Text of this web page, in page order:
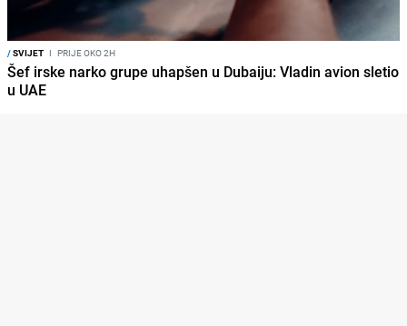
/SVIJET I PRIJE OKO 2H
Šef irske narko grupe uhapšen u Dubaiju: Vladin avion sletio
u UAE